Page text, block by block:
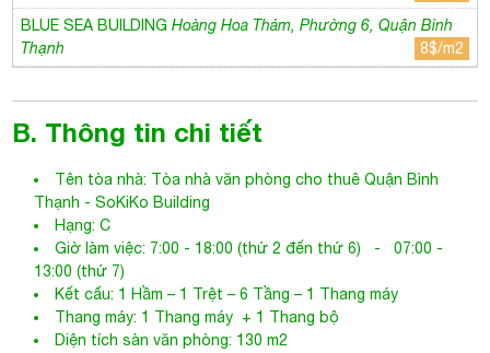
BLUE SEA BUILDINGHoàng Hoa Thám, Phường 6, Quận Bình
Thạnh
8$/m2
B. Thông tin chi tiết
Tên tòa nhà: Tòa nhà văn phòng cho thuê Quận Bình
Thạnh -SoKiKo Building
Hạng: C
Giờ làm việc: 7:00 - 18:00 (thứ 2 đến thứ 6) - 07:00 -
13:00 (thứ 7)
Kết cấu: 1 Hầm – 1 Trệt – 6 Tầng – 1 Thang máy
Thang máy: 1 Thang máy + 1 Thang bộ
Diện tích sàn văn phòng: 130 m2